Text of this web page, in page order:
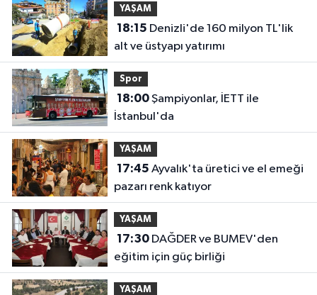
YAŞAM
18:15
alt ve üstyapı yatırımı
Spor
18:00Şampiyonlar, İETT ile
İstanbul'da
YAŞAM
17:45
pazarı renk katıyor
YAŞAM
17:30DAĞDER ve BUMEV'den
eğitim için güç birliği
YAŞAM